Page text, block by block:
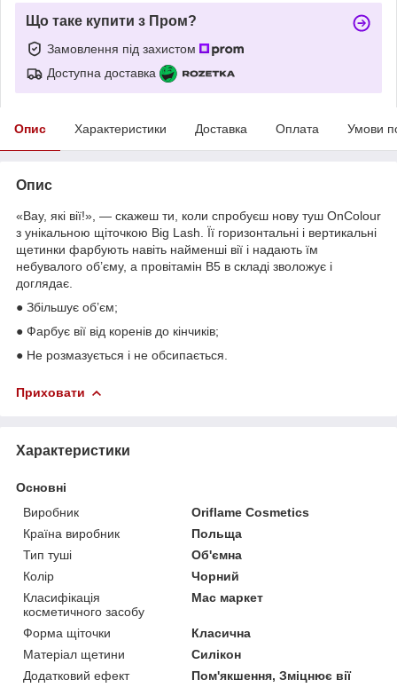
Що таке купити з Пром?
Замовлення під захистом
Доступна доставка
Опис Характеристики Доставка Оплата Умови
Опис
«Вау, які вії!», — скажеш ти, коли спробуєш нову туш OnColour
з унікальною щіточкою Big Lash. Її горизонтальні і вертикальні
щетинки фарбують навіть найменші вії і надають їм
небувалого об’єму, а провітамін В5 в складі зволожує і
доглядає.
● Збільшує об’єм;
● Фарбує вії від коренів до кінчиків;
● Не розмазується і не обсипається.
Приховати
Характеристики
Основні
Виробник
Oriflame Cosmetics
Країна виробник
Польща
Тип туші
Об'ємна
Колір
Чорний
Класифікація
косметичного засобу
Мас маркет
Форма щіточки
Класична
Матеріал щетини
Силікон
Додатковий ефект
Пом'якшення, Зміцнює вії